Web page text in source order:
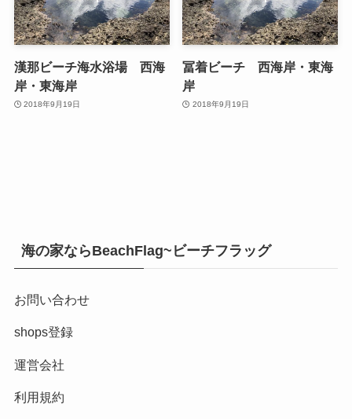
漢那ビーチ海水浴場 西海
岸・東海岸
2018年9月19日
冨着ビーチ 西海岸・東海
岸
2018年9月19日
海の家ならBeachFlag~ビーチフラッグ
お問い合わせ
shops登録
運営会社
利用規約